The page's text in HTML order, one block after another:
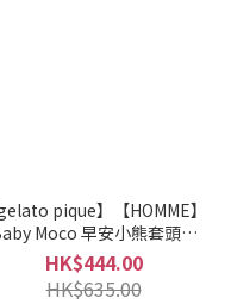
gelato pique】【HOMME】
Moco 早安小熊套頭衫
PMNT261923
HK$444.00
HK$635.00